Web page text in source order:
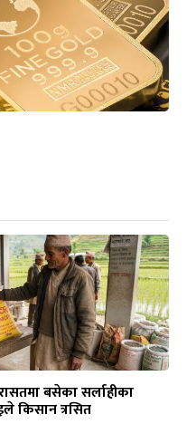
बसेका सर्लाहीका
किसान त्रसित